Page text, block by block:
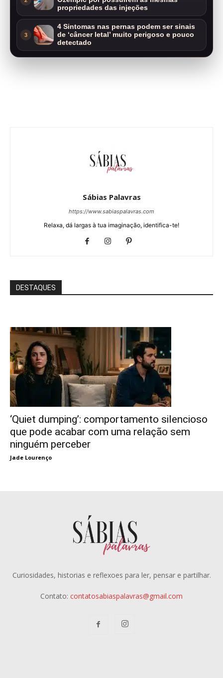
propriedades das injeções
3
4 Sintomas nas pernas podem ser sinais
de ‘câncer letal’ muito perigoso e pouco
detectado
Sábias Palavras
https://www.sabiaspalavras.com
Relaxa, dá largas à tua imaginação, identifica-te!
DESTAQUES
‘Quiet dumping’: comportamento silencioso
que pode acabar com uma relação sem
ninguém perceber
Jade Lourenço
Curiosidades, historias e reflexoes para ler, pensar e partilhar.
Contato: contatosabiaspalavras@gmail.com